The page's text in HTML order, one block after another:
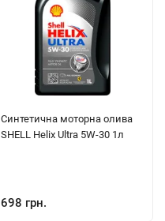
Синтетична моторна олива
SHELL Helix Ultra 5W-30 1л
698 грн.